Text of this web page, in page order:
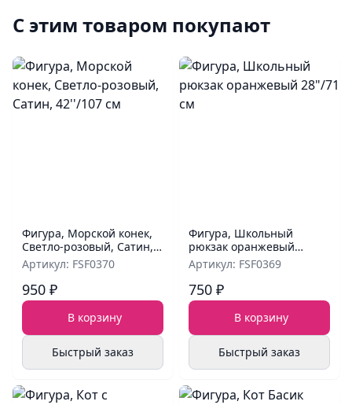
С этим товаром покупают
Фигура, Морской конек,
Светло-розовый, Сатин,
42''/107 см
Артикул: FSF0370
950 ₽
В корзину
Быстрый заказ
Фигура, Школьный
рюкзак оранжевый
28"/71 см
Артикул: FSF0369
750 ₽
В корзину
Быстрый заказ